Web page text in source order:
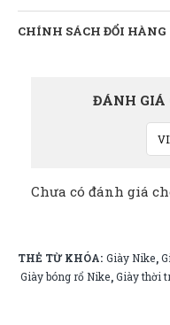
CHÍNH SÁCH ĐỔI HÀNG
ĐÁNH GIÁ
Chưa có đánh giá
THẺ TỪ KHÓA: Giày Nike,
Giày bóng rổ Nike,Giày thời